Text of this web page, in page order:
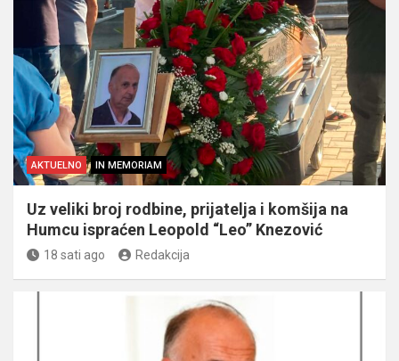
AKTUELNO IN MEMORIAM
Uz veliki broj rodbine, prijatelja i komšija na
Humcu ispraćen Leopold “Leo” Knezović
18 sati ago Redakcija